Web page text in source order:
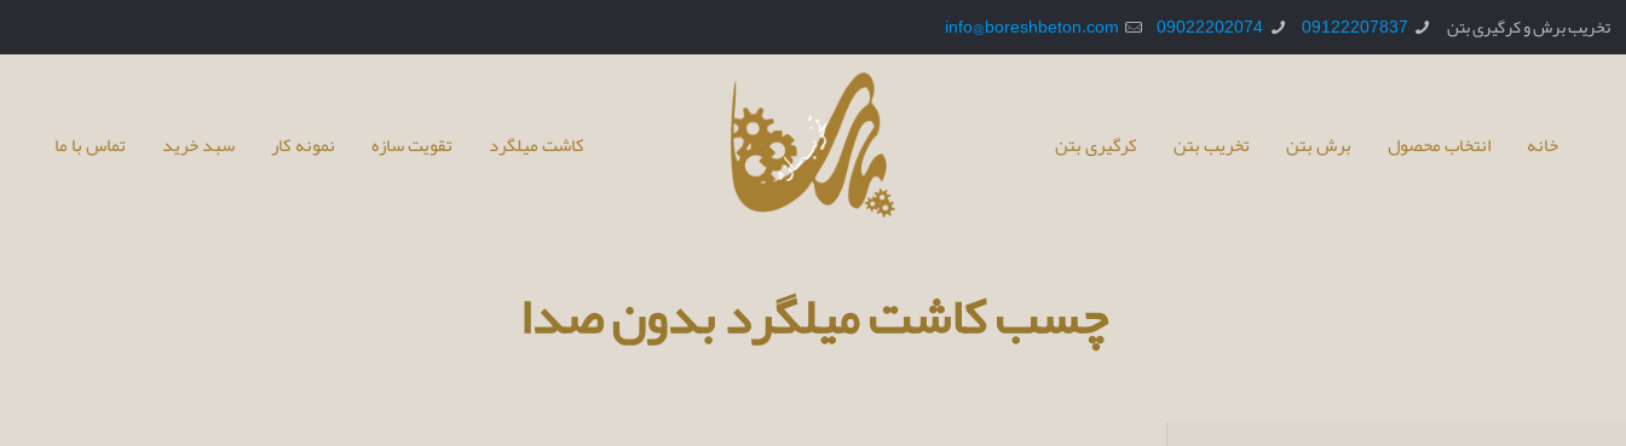
تخریب برش و کرگیری بتن 09122207837
09022202074
info@boreshbeton.com
کاشت میلگرد تقویت سازه نمونه کار سبد خرید تماس با ما خانه انتخاب محصول برش بتن تخریب بتن کرگیری بتن
چسب کاشت میلگرد بدون صدا